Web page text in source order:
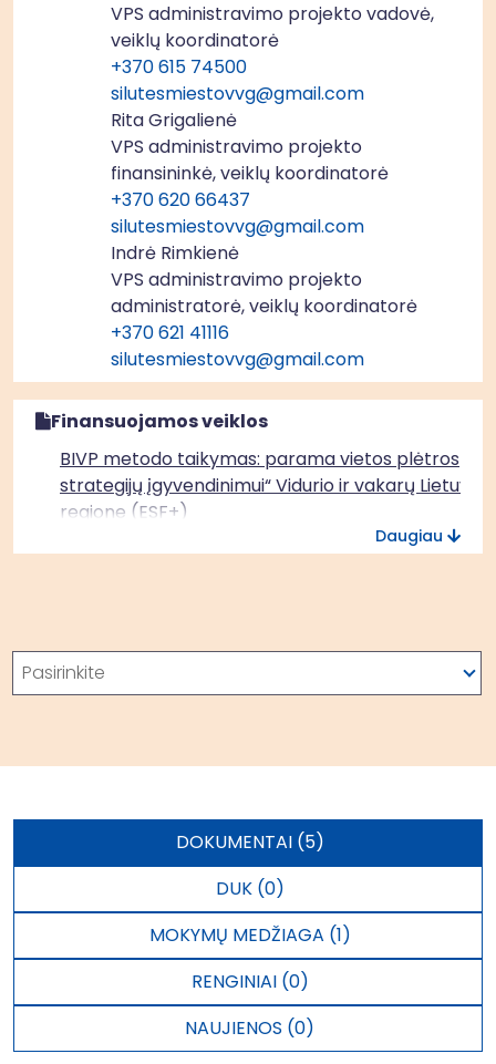
VPS administravimo projekto vadovė,
veiklų koordinatorė
+370 615 74500
silutesmiestovvg@gmail.com
Rita Grigalienė
VPS administravimo projekto
finansininkė, veiklų koordinatorė
+370 620 66437
silutesmiestovvg@gmail.com
Indrė Rimkienė
VPS administravimo projekto
administratorė, veiklų koordinatorė
+370 621 41116
silutesmiestovvg@gmail.com
Finansuojamos veiklos
BIVP metodo taikymas: parama vietos plėtros
strategijų įgyvendinimui“ Vidurio ir vakarų Lietuvos
regione (ESF+)
Daugiau
Paieška
Pasirinkite
DOKUMENTAI (5)
DUK (0)
MOKYMŲ MEDŽIAGA (1)
RENGINIAI (0)
NAUJIENOS (0)